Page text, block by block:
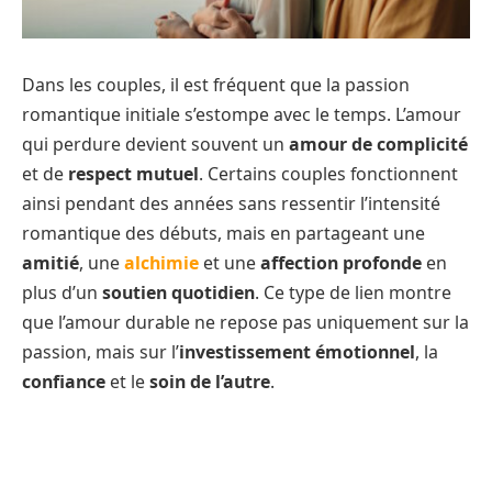
Dans les couples, il est fréquent que la passion
romantique initiale s’estompe avec le temps. L’amour
qui perdure devient souvent un amour de complicité
et de respect mutuel. Certains couples fonctionnent
ainsi pendant des années sans ressentir l’intensité
romantique des débuts, mais en partageant une
amitié, unealchimie et uneaffection profonde en
plus d’un soutien quotidien. Ce type de lien montre
que l’amour durable ne repose pas uniquement sur la
passion, mais sur l’investissement émotionnel, la
confiance et lesoin de l’autre.